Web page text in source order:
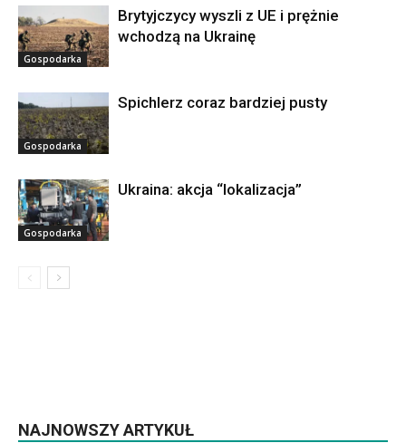
Gospodarka
Brytyjczycy wyszli z UE i prężnie
wchodzą na Ukrainę
Gospodarka
Spichlerz coraz bardziej pusty
Gospodarka
Ukraina: akcja “lokalizacja”
NAJNOWSZY ARTYKUŁ